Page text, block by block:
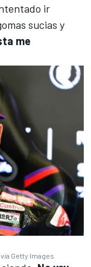
ir
sucias y
me
Getty Images